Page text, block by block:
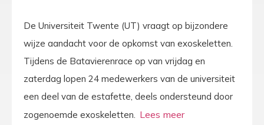
De Universiteit Twente (UT) vraagt op bijzondere
wijze aandacht voor de opkomst van exoskeletten.
Tijdens de Batavierenrace op van vrijdag en
zaterdag lopen 24 medewerkers van de universiteit
een deel van de estafette, deels ondersteund door
zogenoemde exoskeletten.